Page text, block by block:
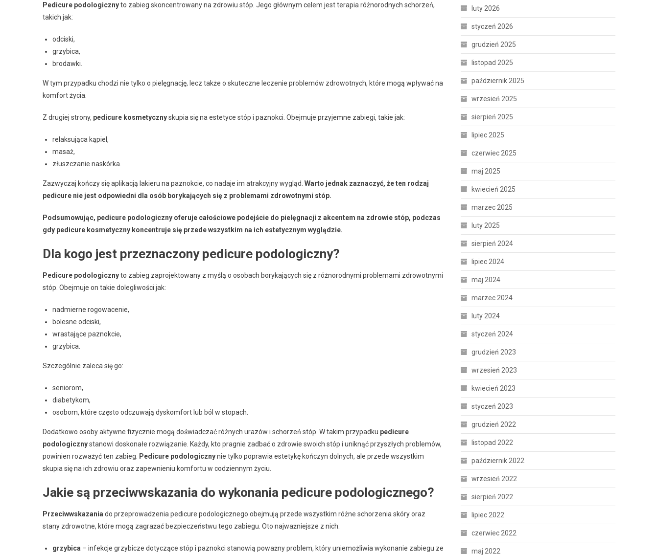
Pedicure podologicznyto zabieg skoncentrowany na zdrowiu stóp. Jego głównym celem jest terapia różnorodnych schorzeń,
takich jak:
odciski,
grzybica,
brodawki.
W tym przypadku chodzi nie tylko o pielęgnację, lecz także o skuteczne leczenie problemów zdrowotnych, które mogą wpływać na
komfort życia.
Z drugiej strony, pedicure kosmetycznyskupia się na estetyce stóp i paznokci. Obejmuje przyjemne zabiegi, takie jak:
relaksująca kąpiel,
masaż,
złuszczanie naskórka.
Zazwyczaj kończy się aplikacją lakieru na paznokcie, co nadaje im atrakcyjny wygląd. Warto jednak zaznaczyć, że ten rodzaj
pedicure nie jest odpowiedni dla osób borykających się z problemami zdrowotnymi stóp.
Podsumowując, pedicure podologiczny oferuje całościowe podejście do pielęgnacji z akcentem na zdrowie stóp, podczas
gdy pedicure kosmetyczny koncentruje się przede wszystkim na ich estetycznym wyglądzie.
Dla kogo jest przeznaczony pedicure podologiczny?
Pedicure podologicznyto zabieg zaprojektowany z myślą o osobach borykających się z różnorodnymi problemami zdrowotnymi
stóp. Obejmuje on takie dolegliwości jak:
nadmierne rogowacenie,
bolesne odciski,
wrastające paznokcie,
grzybica.
Szczególnie zaleca się go:
seniorom,
diabetykom,
osobom, które często odczuwają dyskomfort lub ból w stopach.
Dodatkowo osoby aktywne fizycznie mogą doświadczać różnych urazów i schorzeń stóp. W takim przypadku pedicure
podologicznystanowi doskonałe rozwiązanie. Każdy, kto pragnie zadbać o zdrowie swoich stóp i uniknąć przyszłych problemów,
powinien rozważyć ten zabieg.
Pedicure podologicznynie tylko poprawia estetykę kończyn dolnych, ale przede wszystkim
skupia się na ich zdrowiu oraz zapewnieniu komfortu w codziennym życiu.
Jakie są przeciwwskazania do wykonania pedicure podologicznego?
Przeciwwskazania do przeprowadzenia pedicure podologicznego obejmują przede wszystkim różne schorzenia skóry oraz
stany zdrowotne, które mogą zagrażać bezpieczeństwu tego zabiegu. Oto najważniejsze z nich:
grzybica – infekcje grzybicze dotyczące stóp i paznokci stanowią poważny problem, który uniemożliwia wykonanie zabiegu ze
luty 2026
styczeń 2026
grudzień 2025
listopad 2025
październik 2025
wrzesień 2025
sierpień 2025
lipiec 2025
czerwiec 2025
maj 2025
kwiecień 2025
marzec 2025
luty 2025
sierpień 2024
lipiec 2024
maj 2024
marzec 2024
luty 2024
styczeń 2024
grudzień 2023
wrzesień 2023
kwiecień 2023
styczeń 2023
grudzień 2022
listopad 2022
październik 2022
wrzesień 2022
sierpień 2022
lipiec 2022
czerwiec 2022
maj 2022